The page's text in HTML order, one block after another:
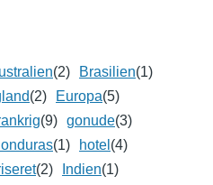
(2) Brasilien(1)
(2) Europa(5)
(9) gonude(3)
(1) hotel (4)
(2) Indien(1)